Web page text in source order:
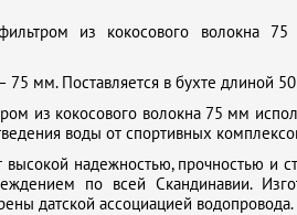
из кокосового волокна
мм. Поставляется в бухте длиной
из кокосового волокна 75 мм
воды от спортивных
надежностью, прочностью и
по всей Скандинавии.
датской ассоциацией водопровода.